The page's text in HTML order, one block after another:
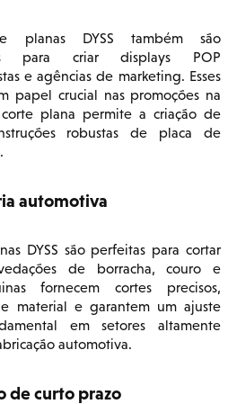
planas DYSS também são
para criar displays POP
e agências de marketing. Esses
papel crucial nas promoções na
plana permite a criação de
robustas de placa de
automotiva
DYSS são perfeitas para cortar
de borracha, couro e
fornecem cortes precisos,
material e garantem um ajuste
em setores altamente
automotiva.
de curto prazo